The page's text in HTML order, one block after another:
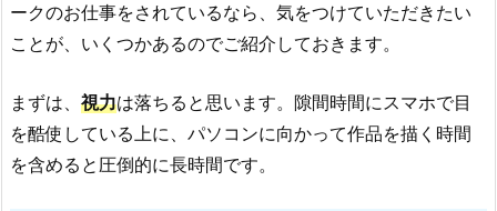
ークのお仕事をされているなら、気をつけていただきたい
ことが、いくつかあるのでご紹介しておきます。
まずは、 視力は落ちると思います。隙間時間にスマホで目
を酷使している上に、パソコンに向かって作品を描く時間
を含めると圧倒的に長時間です。